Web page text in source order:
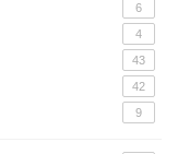
6
4
43
42
9